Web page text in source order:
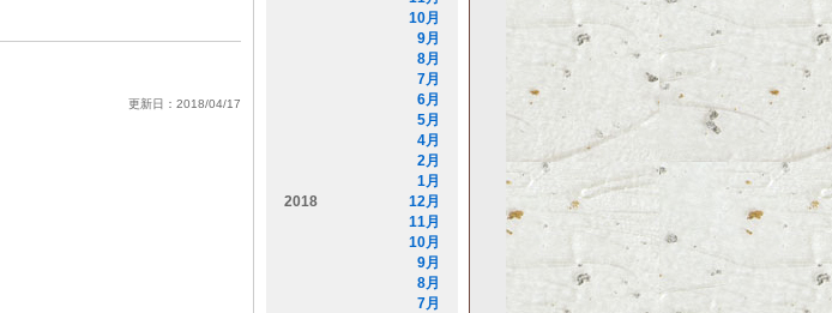
更新日：2018/04/17
10月
9月
8月
7月
6月
5月
4月
2月
1月
2018
12月
11月
10月
9月
8月
7月